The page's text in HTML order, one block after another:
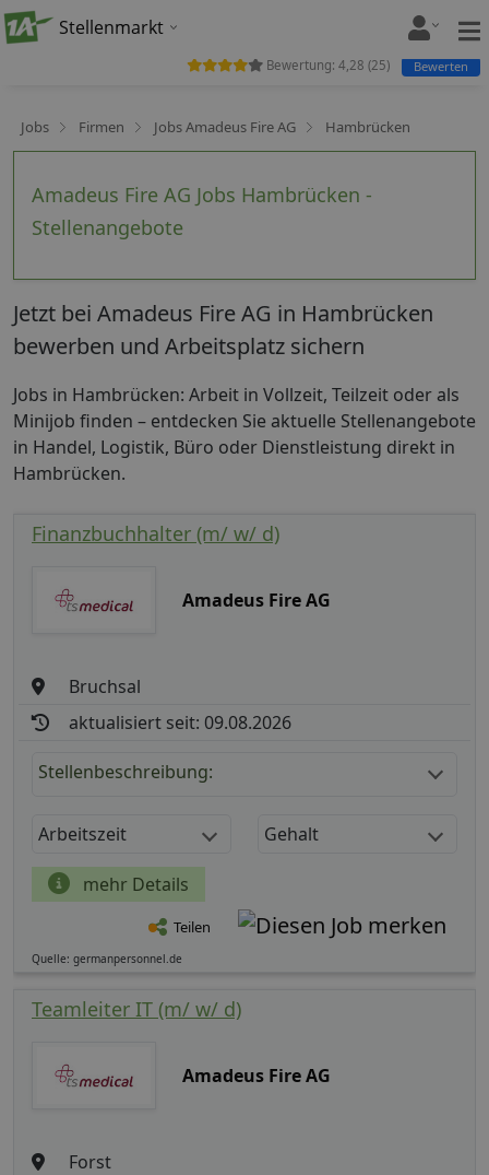
Stellenmarkt
Jobs Firmen Jobs Amadeus Fire AG Hambrücken
Amadeus Fire AG Jobs Hambrücken -
Stellenangebote
Bewertung: 4,28 (25) Bewerten
Jetzt bei Amadeus Fire AG in Hambrücken
bewerben und Arbeitsplatz sichern
Jobs in Hambrücken: Arbeit in Vollzeit, Teilzeit oder als
Minijob finden – entdecken Sie aktuelle Stellenangebote
in Handel, Logistik, Büro oder Dienstleistung direkt in
Hambrücken.
Finanzbuchhalter (m/ w/ d)
Amadeus Fire AG
Bruchsal
aktualisiert seit: 09.08.2026
Stellenbeschreibung:
Arbeitszeit Gehalt
mehr Details
Teilen
Quelle: germanpersonnel.de
Teamleiter IT (m/ w/ d)
Amadeus Fire AG
Forst